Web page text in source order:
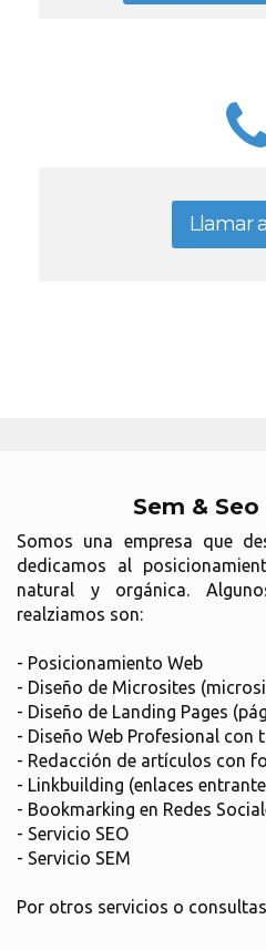
Llamar
Sem &
Somos una empresa que
dedicamos al
natural y orgánica.
realziamos son:
- Posicionamiento Web
- Diseño de Microsites
- Diseño de Landing Pages
- Diseño Web Profesional con
- Redacción de artículos con
- Linkbuilding (enlaces
- Bookmarking en Redes
- Servicio SEO
- Servicio SEM
Por otros servicios o